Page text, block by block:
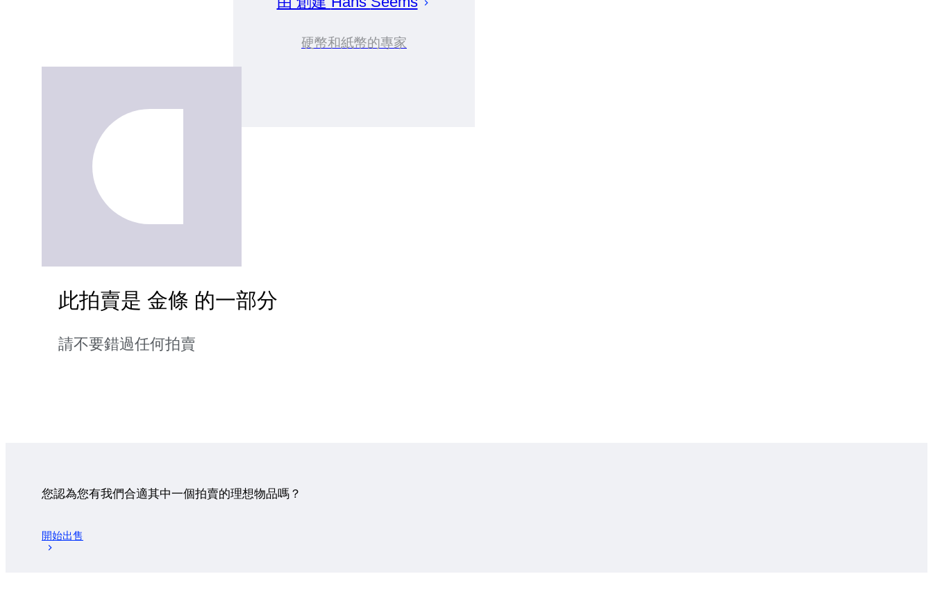
硬幣和紙幣的專家
此拍賣是 金條 的一部分
請不要錯過任何拍賣
您認為您有我們合適其中一個拍賣的理想物品嗎？
開始出售